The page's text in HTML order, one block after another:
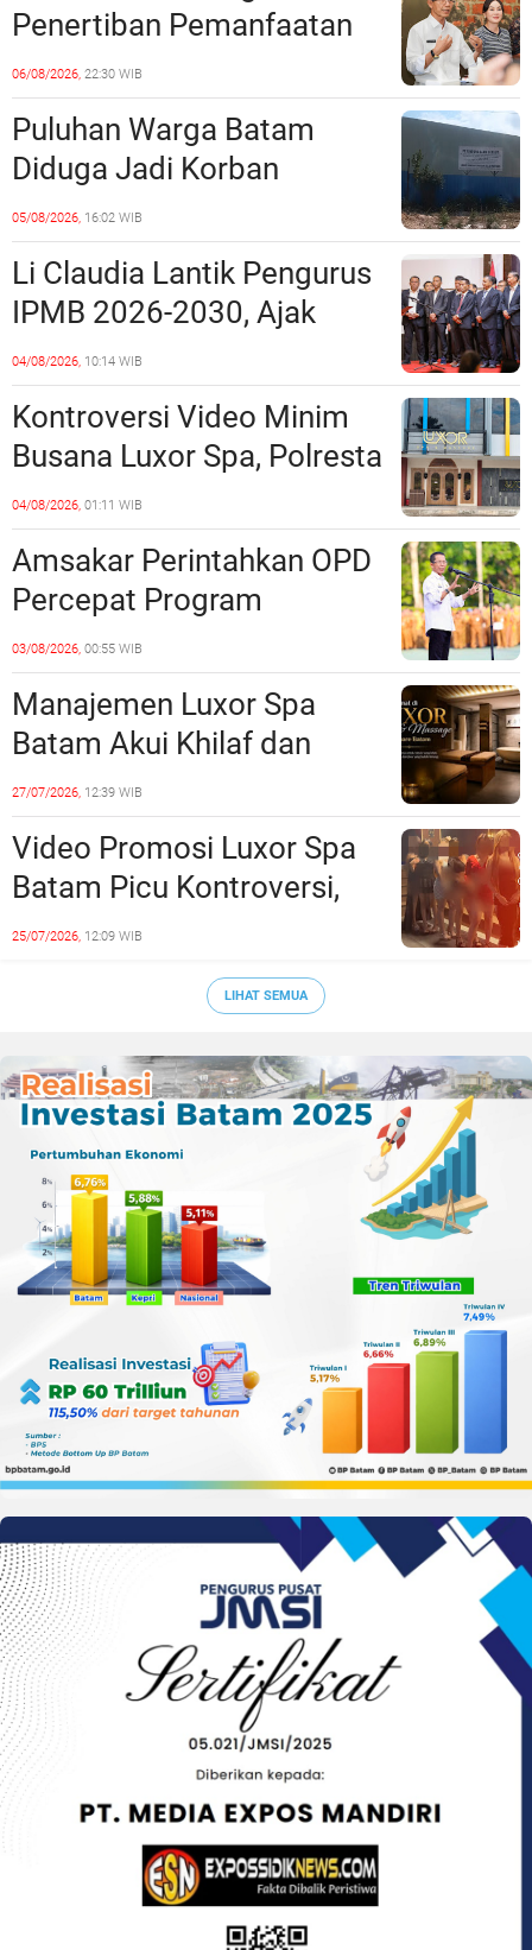
Penertiban Pemanfaatan
Ruang Laut Sesuai
Ketentuan Peraturan
Perundang-undangan
06/08/2026, 22:30 WIB
Puluhan Warga Batam
Diduga Jadi Korban
Penipuan Kavling Hingga
Miliaran Rupiah, Laporan ke
Polda Kepri Jalan di
Tempat?
05/08/2026, 16:02 WIB
Li Claudia Lantik Pengurus
IPMB 2026-2030, Ajak
Perkuat Kerukunan dan
Sinergi dengan Pemko
Batam
04/08/2026, 10:14 WIB
Kontroversi Video Minim
Busana Luxor Spa, Polresta
Barelang Usut Tuntas
Unsur Pelanggaran Hukum
04/08/2026, 01:11 WIB
Amsakar Perintahkan OPD
Percepat Program
Prioritas, Targetkan
Realisasi Pembangunan
Lampaui 50 Persen
03/08/2026, 00:55 WIB
Manajemen Luxor Spa
Batam Akui Khilaf dan
Minta Maaf, Konten
Langsung Di-Takedown
27/07/2026, 12:39 WIB
Video Promosi Luxor Spa
Batam Picu Kontroversi,
Dinilai Bermuatan Sensual
25/07/2026, 12:09 WIB
LIHAT SEMUA